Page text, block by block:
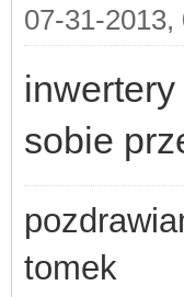
07-31-2013,
sobie
tomek